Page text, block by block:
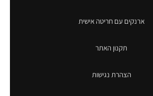
ארנקים עם חריטה אישית
תקנון האתר
הצהרת נגישות